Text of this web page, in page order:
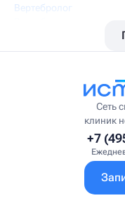
Вертебролог
Висцеральный
Врач интегративной
Врач первичного
Гастроэнтеролог-
Сеть
клиник
+7